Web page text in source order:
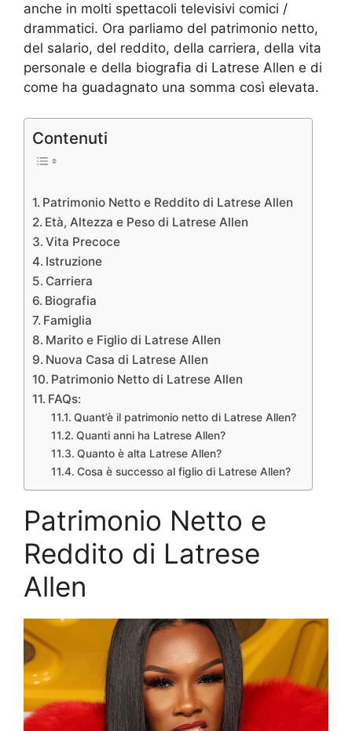
anche in molti spettacoli televisivi comici /
drammatici. Ora parliamo del patrimonio netto,
del salario, del reddito, della carriera, della vita
personale e della biografia di Latrese Allen e di
come ha guadagnato una somma così elevata.
Contenuti
Patrimonio Netto e Reddito di Latrese Allen
Età, Altezza e Peso di Latrese Allen
Vita Precoce
Istruzione
Carriera
Biografia
Famiglia
Marito e Figlio di Latrese Allen
Nuova Casa di Latrese Allen
Patrimonio Netto di Latrese Allen
FAQs:
Quant’è il patrimonio netto di Latrese Allen?
Quanti anni ha Latrese Allen?
Quanto è alta Latrese Allen?
Cosa è successo al figlio di Latrese Allen?
Patrimonio Netto e
Reddito di Latrese
Allen